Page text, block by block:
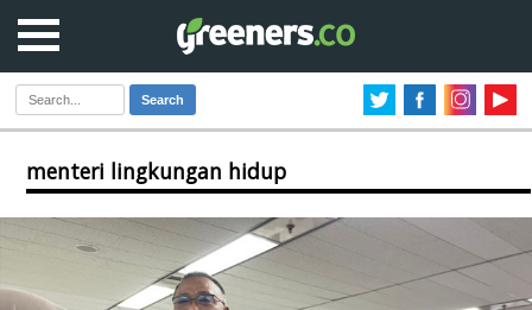
Search
menteri lingkungan hidup